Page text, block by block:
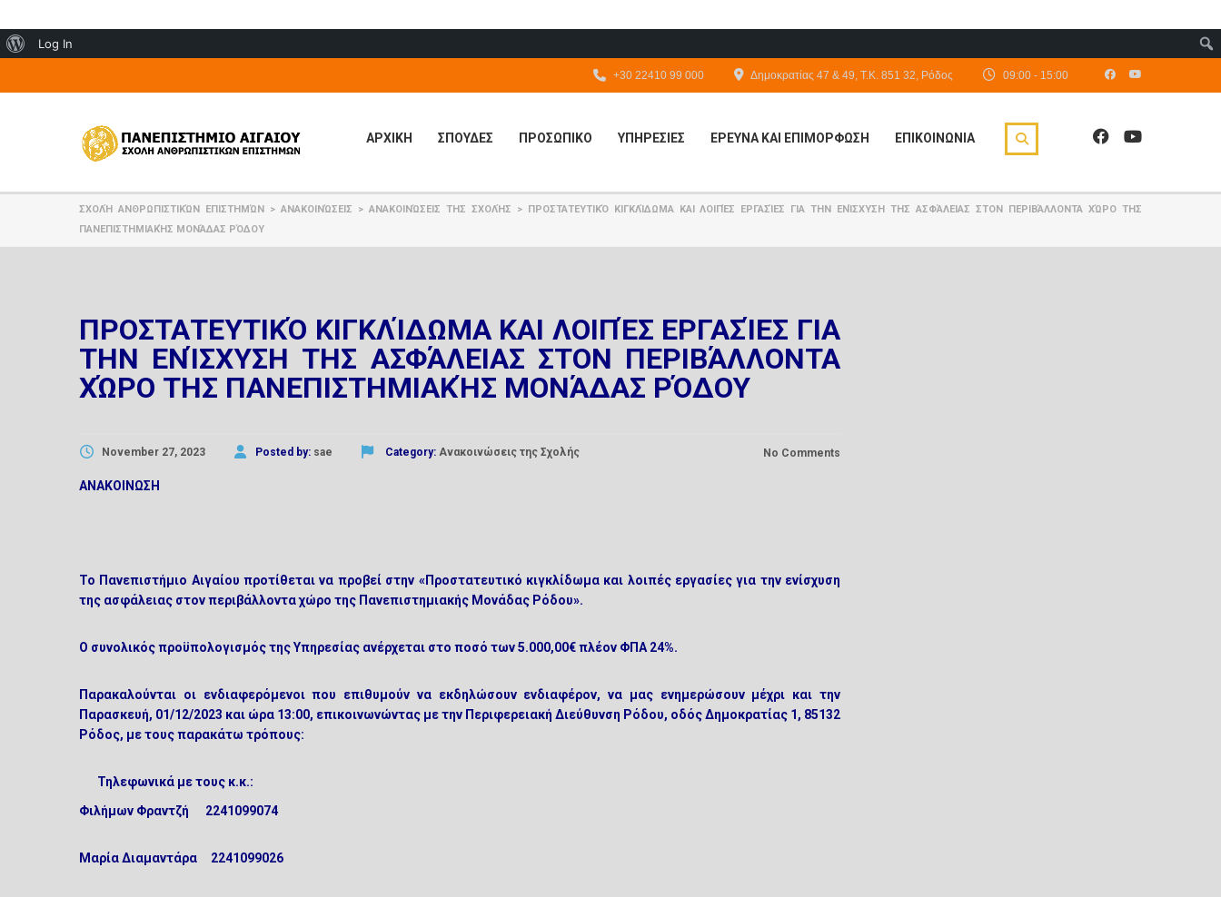
About
Log In
09:00 - 15:00
Δημοκρατίας 47 & 49, Τ.Κ. 851 32, Ρόδος
+30 22410 99 000
ΑΡΧΙΚΗ ΣΠΟΥΔΕΣ ΠΡΟΣΩΠΙΚΟ ΥΠΗΡΕΣΙΕΣ ΕΡΕΥΝΑ ΚΑΙ ΕΠΙΜΟΡΦΩΣΗ ΕΠΙΚΟΙΝΩΝΙΑ
ΣΧΟΛΉ ΑΝΘΡΩΠΙΣΤΙΚΏΝ ΕΠΙΣΤΗΜΏΝ > ΑΝΑΚΟΙΝΏΣΕΙΣ > ΑΝΑΚΟΙΝΏΣΕΙΣ ΤΗΣ ΣΧΟΛΉΣ >
ΠΡΟΣΤΑΤΕΥΤΙΚΌ ΚΙΓΚΛΊΔΩΜΑ ΚΑΙ ΛΟΙΠΈΣ ΕΡΓΑΣΊΕΣ ΓΙΑ ΤΗΝ ΕΝΊΣΧΥΣΗ ΤΗΣ ΑΣΦΆΛΕΙΑΣ ΣΤΟΝ ΠΕΡΙΒΆΛΛΟΝΤΑ ΧΏΡΟ ΤΗΣ
ΠΑΝΕΠΙΣΤΗΜΙΑΚΉΣ ΜΟΝΆΔΑΣ ΡΌΔΟΥ
ΠΡΟΣΤΑΤΕΥΤΙΚΌ ΚΙΓΚΛΊΔΩΜΑ ΚΑΙ ΛΟΙΠΈΣ ΕΡΓΑΣΊΕΣ ΓΙΑ
ΤΗΝ ΕΝΊΣΧΥΣΗ ΤΗΣ ΑΣΦΆΛΕΙΑΣ ΣΤΟΝ ΠΕΡΙΒΆΛΛΟΝΤΑ
ΧΏΡΟ ΤΗΣ ΠΑΝΕΠΙΣΤΗΜΙΑΚΉΣ ΜΟΝΆΔΑΣ ΡΌΔΟΥ
November 27, 2023 Posted by: sae Category: Ανακοινώσεις της Σχολής No Comments
ΑΝΑΚΟΙΝΩΣΗ
Το Πανεπιστήμιο Αιγαίου προτίθεται να προβεί στην «Προστατευτικό κιγκλίδωμα και λοιπές εργασίες για την ενίσχυση
της ασφάλειας στον περιβάλλοντα χώρο της Πανεπιστημιακής Μονάδας Ρόδου».
Ο συνολικός προϋπολογισμός της Υπηρεσίας ανέρχεται στο ποσό των 5.000,00€ πλέον ΦΠΑ 24%.
Παρακαλούνται οι ενδιαφερόμενοι που επιθυμούν να εκδηλώσουν ενδιαφέρον, να μας ενημερώσουν μέχρι και την
Παρασκευή, 01/12/2023 και ώρα 13:00, επικοινωνώντας με την Περιφερειακή Διεύθυνση Ρόδου, οδός Δημοκρατίας 1, 85132
Ρόδος, με τους παρακάτω τρόπους:
Τηλεφωνικά με τους κ.κ.:
Φιλήμων Φραντζή 2241099074
Μαρία Διαμαντάρα 2241099026